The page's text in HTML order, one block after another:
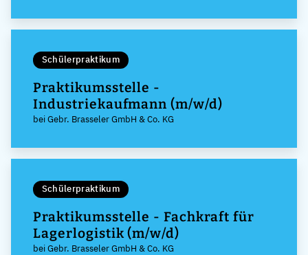
Schülerpraktikum
Praktikumsstelle -
Industriekaufmann (m/w/d)
bei Gebr. Brasseler GmbH & Co. KG
Schülerpraktikum
Praktikumsstelle - Fachkraft für
Lagerlogistik (m/w/d)
bei Gebr. Brasseler GmbH & Co. KG